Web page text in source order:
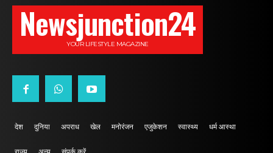
Newsjunction24
YOUR LIFESTYLE MAGAZINE
देश दुनिया अपराध खेल मनोरंजन एजुकेशन स्वास्थ्य धर्म आस्था